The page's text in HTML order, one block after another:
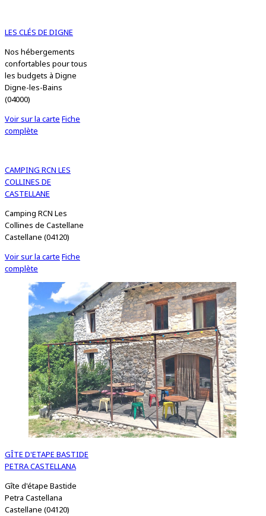
LES CLÉS DE DIGNE
Nos hébergements
confortables pour tous
les budgets à Digne
Digne-les-Bains
(04000)
Voir sur la carte Fiche
complète
CAMPING RCN LES
COLLINES DE
CASTELLANE
Camping RCN Les
Collines de Castellane
Castellane (04120)
Voir sur la carte Fiche
complète
GÎTE D'ETAPE BASTIDE
PETRA CASTELLANA
Gîte d'étape Bastide
Petra Castellana
Castellane (04120)